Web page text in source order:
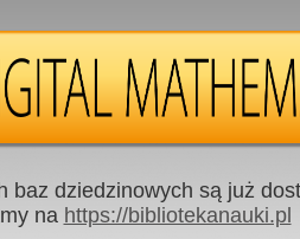
baz dziedzinowych są już
na https://bibliotekanauki.pl